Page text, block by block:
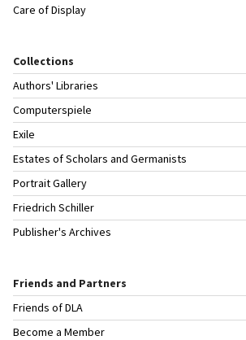
Care of Display
Collections
Authors' Libraries
Computerspiele
Exile
Estates of Scholars and Germanists
Portrait Gallery
Friedrich Schiller
Publisher's Archives
Friends and Partners
Friends of DLA
Become a Member